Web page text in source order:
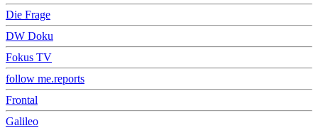
Die Frage
DW Doku
Fokus TV
follow me.reports
Frontal
Galileo